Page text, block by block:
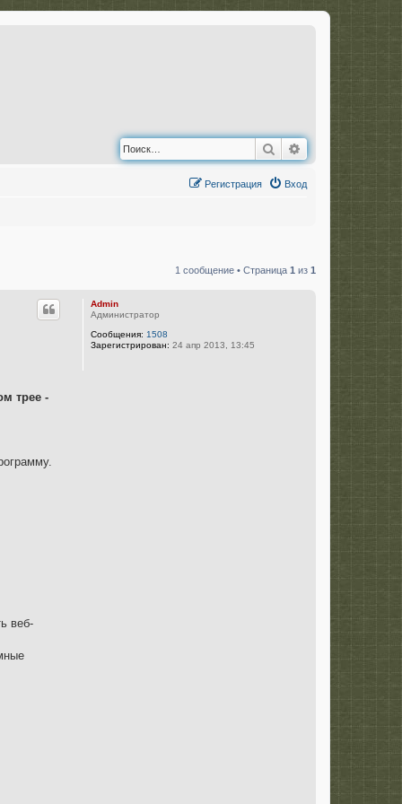
Поиск Расширенный
Вход
Регистрация
1 сообщение • Страница 1 из 1
Admin
Администратор
Сообщения: 1508
Зарегистрирован: 24 апр 2013, 13:45
трее -
веб-